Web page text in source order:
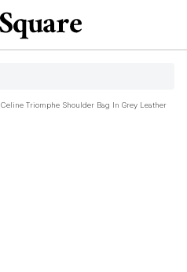
Celine Triomphe Shoulder Bag In Grey Leather